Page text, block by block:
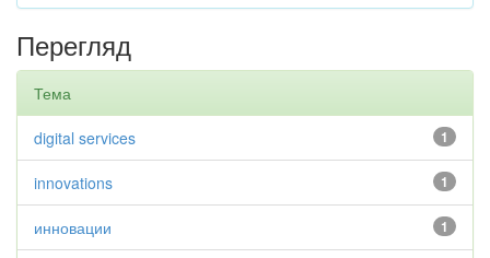
Перегляд
Тема
1
digital services
1
innovations
1
инновации